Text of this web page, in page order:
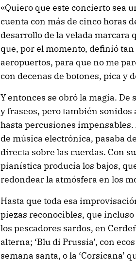
«Quiero que este concierto sea
cuenta con más de cinco horas
desarrollo de la velada
que, por el momento, definió tan
aeropuertos, para que no me
con decenas de botones, pica y
Y entonces se obró la magia. De
y fraseos, pero también
hasta percusiones
de música electrónica, pasaba
directa sobre las cuerdas. Con
pianística producía los bajos,
redondear la atmósfera en los
Hasta que toda esa
piezas reconocibles, que incluso
los pescadores sardos, en
alterna; ‘Blu di Prussia’, con
semana santa, o la ‘Corsicana’